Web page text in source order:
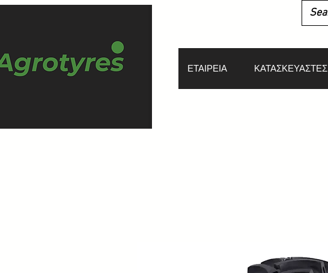
ΕΤΑΙΡΕΙΑ ΚΑΤΑΣΚΕΥΑΣΤΕΣ